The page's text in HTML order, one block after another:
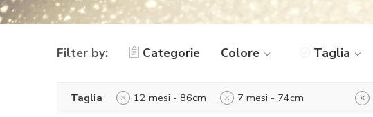
Filter by: Categorie Colore Taglia
Taglia 12 mesi - 86cm 7 mesi - 74cm